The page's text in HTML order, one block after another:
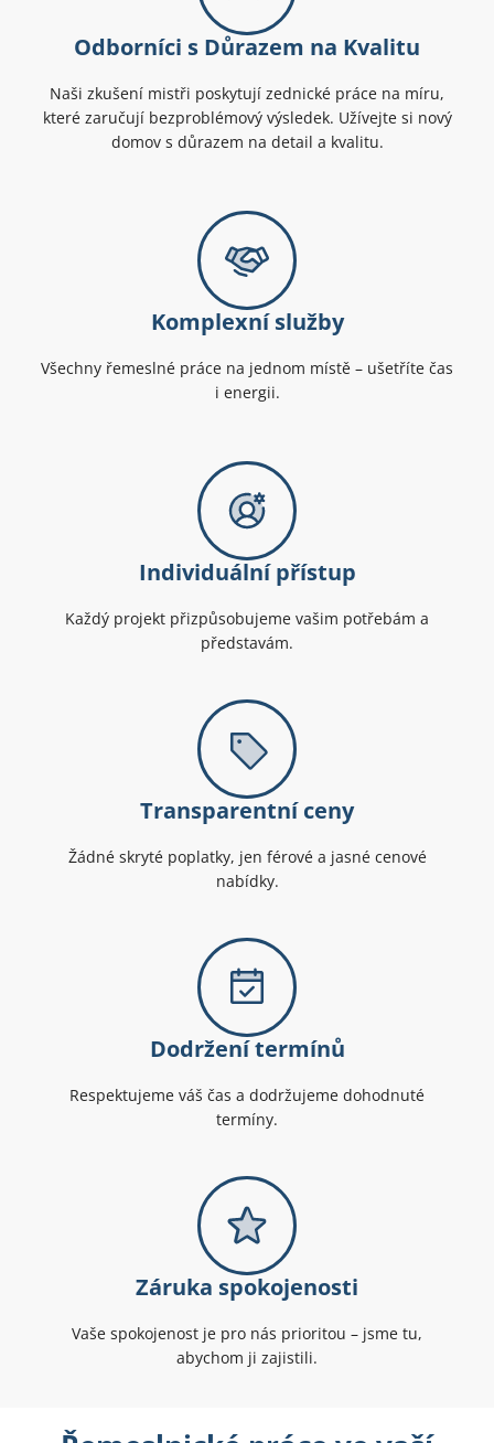
Odborníci s Důrazem na Kvalitu
Naši zkušení mistři poskytují zednické práce na míru,
které zaručují bezproblémový výsledek. Užívejte si nový
domov s důrazem na detail a kvalitu.
Komplexní služby
Všechny řemeslné práce na jednom místě – ušetříte čas
i energii.
Individuální přístup
Každý projekt přizpůsobujeme vašim potřebám a
představám.
Transparentní ceny
Žádné skryté poplatky, jen férové a jasné cenové
nabídky.
Dodržení termínů
Respektujeme váš čas a dodržujeme dohodnuté
termíny.
Záruka spokojenosti
Vaše spokojenost je pro nás prioritou – jsme tu,
abychom ji zajistili.